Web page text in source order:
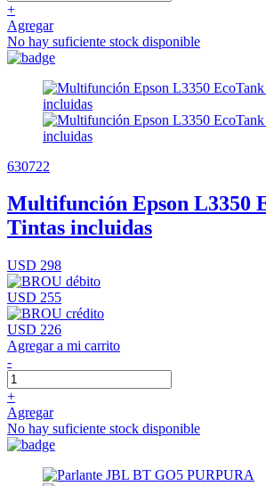
+
Agregar
No hay suficiente stock disponible
630722
Multifunción Epson L3350
Tintas incluidas
USD 298
USD 255
USD 226
Agregar a mi carrito
-
+
Agregar
No hay suficiente stock disponible